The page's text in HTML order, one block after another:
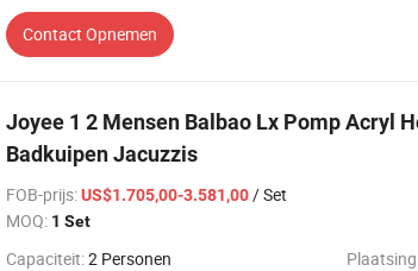
Contact Opnemen
Joyee 1 2 Mensen Balbao Lx Pomp Acryl
Badkuipen Jacuzzis
FOB-prijs:US$1.705,00-3.581,00/ Set
MOQ: 1 Set
Capaciteit:2 Personen